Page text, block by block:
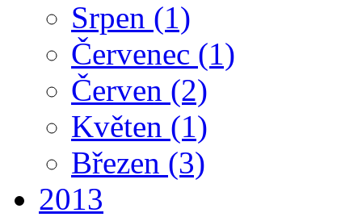
Srpen (1)
Červenec (1)
Červen (2)
Květen (1)
Březen (3)
2013